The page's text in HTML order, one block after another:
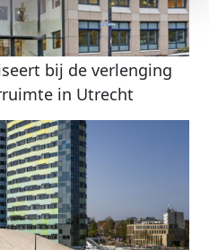
bij de verlenging
in Utrecht